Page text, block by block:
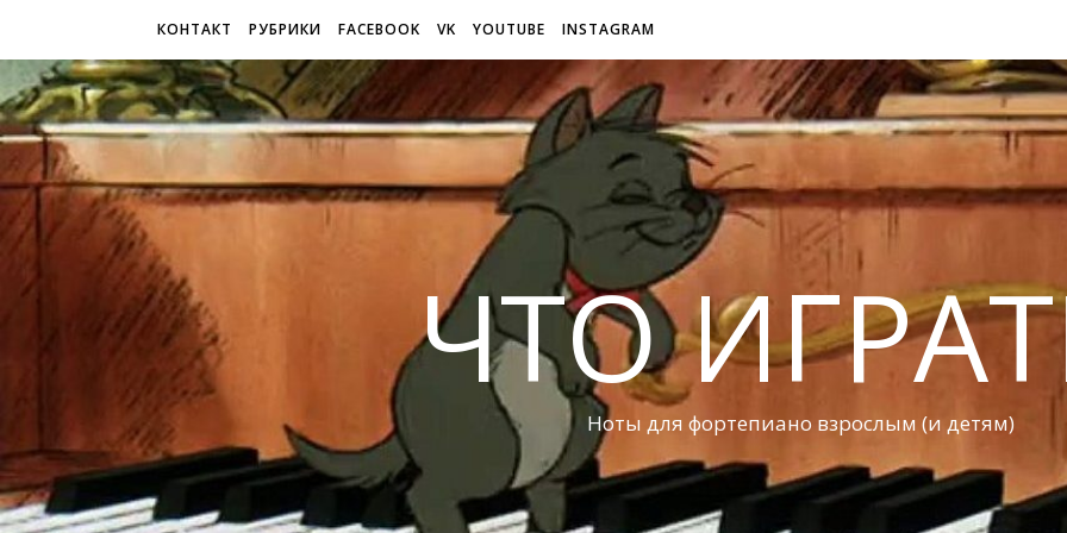
КОНТАКТ РУБРИКИ FACEBOOK VK YOUTUBE INSTAGRAM
ЧТО
Ноты для фортепиано взрослым (и детям)